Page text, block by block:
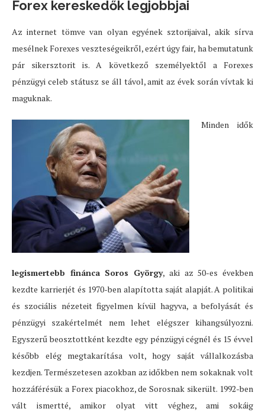
Forex kereskedők legjobbjai
Az internet tömve van olyan egyének sztorijaival, akik sírva
mesélnek Forexes veszteségeikről, ezért úgy fair, ha bemutatunk
pár sikersztorit is. A következő személyektől a Forexes
pénzügyi celeb státusz se áll távol, amit az évek során vívtak ki
maguknak.
Minden idők
legismertebb finánca Soros György, aki az 50-es években
kezdte karrierjét és 1970-ben alapította saját alapját. A politikai
és szociális nézeteit figyelmen kívül hagyva, a befolyását és
pénzügyi szakértelmét nem lehet elégszer kihangsúlyozni.
Egyszerű beosztottként kezdte egy pénzügyi cégnél és 15 évvel
később elég megtakarítása volt, hogy saját vállalkozásba
kezdjen. Természetesen azokban az időkben nem sokaknak volt
hozzáférésük a Forex piacokhoz, de Sorosnak sikerült. 1992-ben
vált ismertté, amikor olyat vitt véghez, ami sokáig